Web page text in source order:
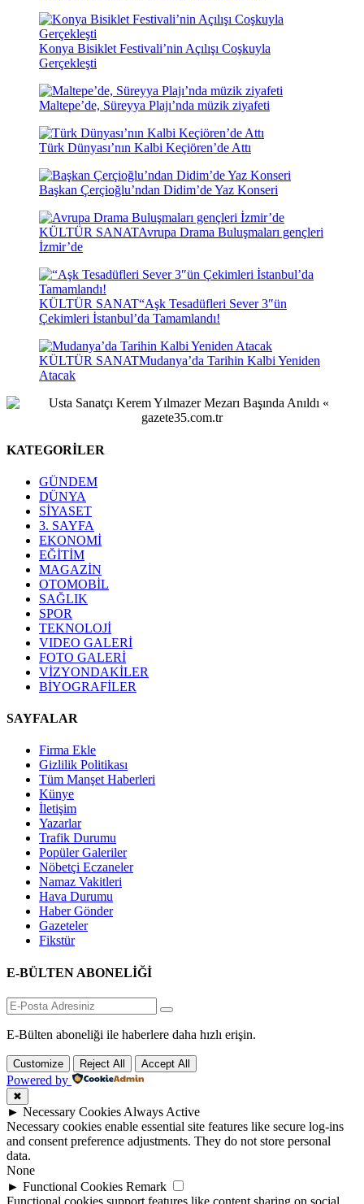
Konya Bisiklet Festivali’nin Açılışı Coşkuyla
Gerçekleşti
Maltepe’de, Süreyya Plajı’nda müzik ziyafeti
Türk Dünyası’nın Kalbi Keçiören’de Attı
Başkan Çerçioğlu’ndan Didim’de Yaz Konseri
KÜLTÜR SANATAvrupa Drama Buluşmaları gençleri
İzmir’de
KÜLTÜR SANAT“Aşk Tesadüfleri Sever 3″ün
Çekimleri İstanbul’da Tamamlandı!
KÜLTÜR SANATMudanya’da Tarihin Kalbi Yeniden
Atacak
KATEGORİLER
GÜNDEM
DÜNYA
SİYASET
3. SAYFA
EKONOMİ
EĞİTİM
MAGAZİN
OTOMOBİL
SAĞLIK
SPOR
TEKNOLOJİ
VIDEO GALERİ
FOTO GALERİ
VİZYONDAKİLER
BİYOGRAFİLER
SAYFALAR
Firma Ekle
Gizlilik Politikası
Tüm Manşet Haberleri
Künye
İletişim
Yazarlar
Trafik Durumu
Popüler Galeriler
Nöbetçi Eczaneler
Namaz Vakitleri
Hava Durumu
Haber Gönder
Gazeteler
Fikstür
E-BÜLTEN ABONELİĞİ
E-Bülten aboneliği ile haberlere daha hızlı erişin.
Customize Reject All Accept All
Powered by
✖
► Necessary Cookies Always Active
Necessary cookies enable essential site features like secure log-ins
and consent preference adjustments. They do not store personal
data.
None
► Functional Cookies Remark
Functional cookies support features like content sharing on social